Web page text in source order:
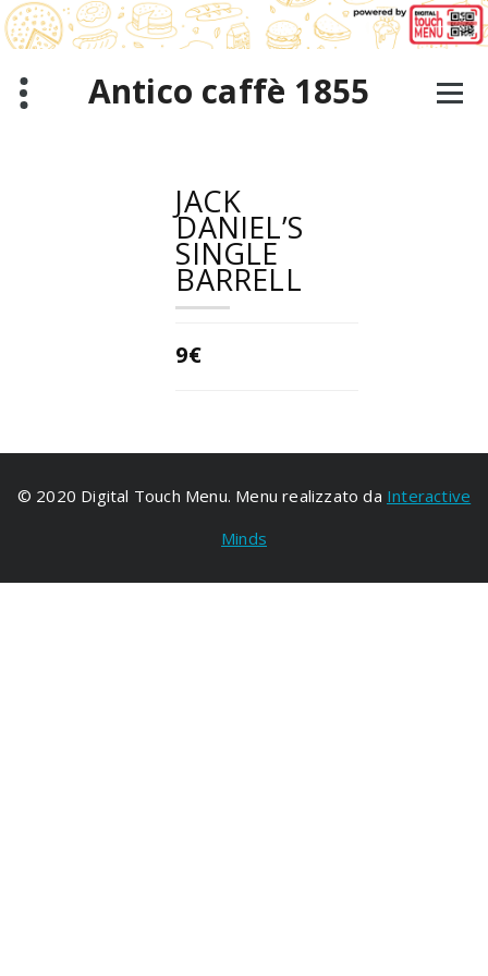
Zum
Inhalt
springen
Antico caffè 1855
JACK
DANIEL’S
SINGLE
BARRELL
9€
© 2020 Digital Touch Menu. Menu realizzato da Interactive
Minds